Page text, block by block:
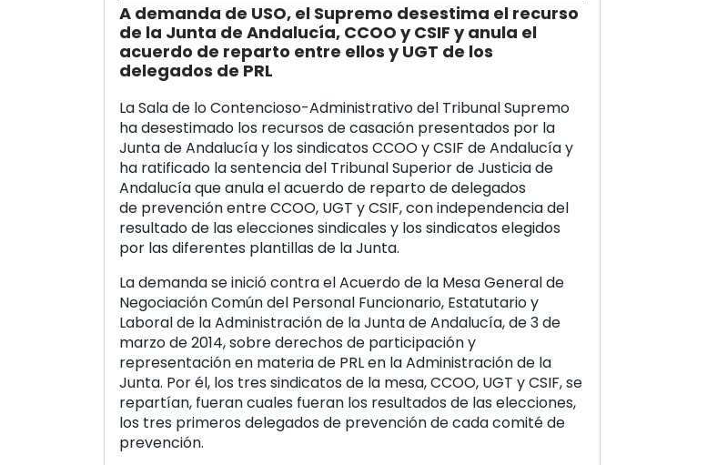
A demanda de USO, el Supremo desestima el recurso
de la Junta de Andalucía, CCOO y CSIF y anula el
acuerdo de reparto entre ellos y UGT de los
delegados de PRL
La Sala de lo Contencioso-Administrativo del Tribunal Supremo
ha desestimado los recursos de casación presentados por la
Junta de Andalucía y los sindicatos CCOO y CSIF de Andalucía y
ha ratificado la sentencia del Tribunal Superior de Justicia de
Andalucía que anula el acuerdo de reparto de delegados
de prevención entre CCOO, UGT y CSIF, con independencia del
resultado de las elecciones sindicales y los sindicatos elegidos
por las diferentes plantillas de la Junta.
La demanda se inició contra el Acuerdo de la Mesa General de
Negociación Común del Personal Funcionario, Estatutario y
Laboral de la Administración de la Junta de Andalucía, de 3 de
marzo de 2014, sobre derechos de participación y
representación en materia de PRL en la Administración de la
Junta. Por él, los tres sindicatos de la mesa, CCOO, UGT y CSIF, se
repartían, fueran cuales fueran los resultados de las elecciones,
los tres primeros delegados de prevención de cada comité de
prevención.